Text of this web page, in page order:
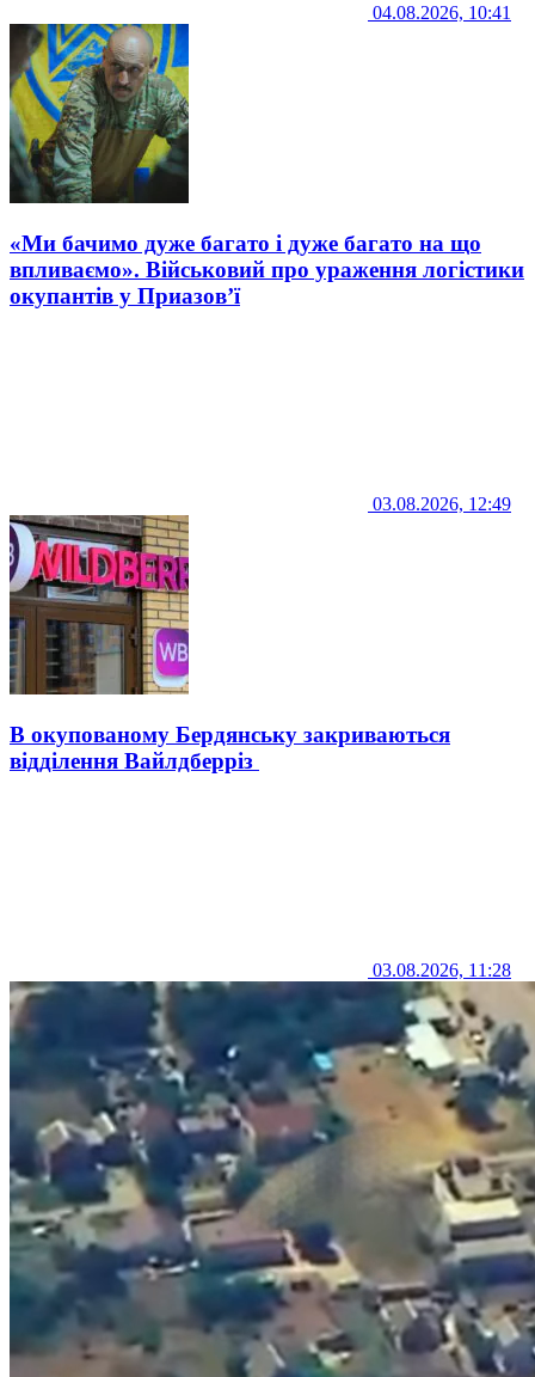
04.08.2026, 10:41
«Ми бачимо дуже багато і дуже багато на що
впливаємо». Військовий про ураження логістики
окупантів у Приазов’ї
03.08.2026, 12:49
В окупованому Бердянську закриваються
відділення Вайлдберріз
03.08.2026, 11:28